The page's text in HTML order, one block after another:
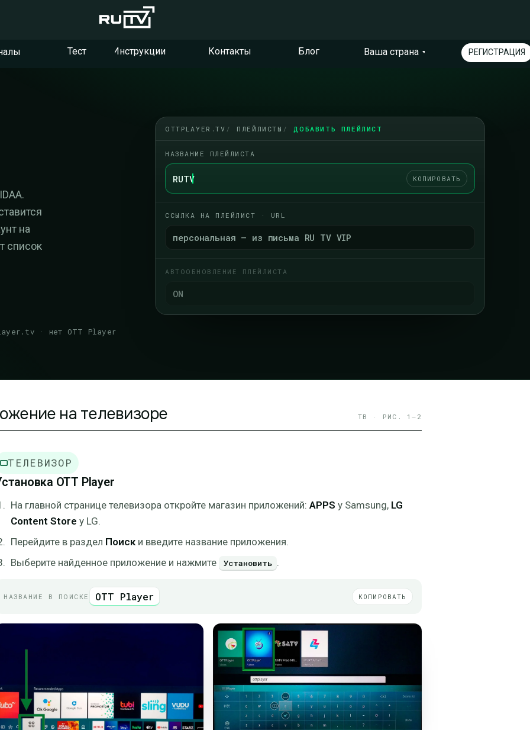
Контакты
Инструкции
Тест Блог Ваша страна РЕГИСТРАЦИЯ
на
список
· нет OTT Player
OTTPLAYER.TV ПЛЕЙЛИСТЫ ДОБАВИТЬ ПЛЕЙЛИСТ
НАЗВАНИЕ ПЛЕЙЛИСТА
RUTV КОПИРОВАТЬ
ССЫЛКА НА ПЛЕЙЛИСТ · URL
персональная — из письма RU TV VIP
АВТООБНОВЛЕНИЕ ПЛЕЙЛИСТА
ON
на телевизоре ТВ · РИС. 1–2
ТЕЛЕВИЗОР
OTT Player
На главной странице телевизора откройте магазин приложений: APPS у Samsung, LG
Content Store у LG.
Перейдите в раздел Поиски введите название приложения.
Выберите найденное приложение и нажмите
Установить .
НАЗВАНИЕ В ПОИСКЕ OTT Player КОПИРОВАТЬ